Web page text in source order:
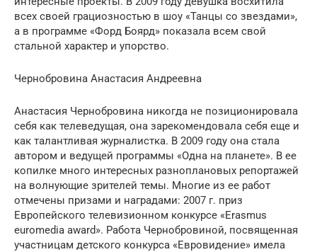
всех своей грациозностью в шоу «Танцы со звездами»,
а в программе «Форд Боярд» показала всем свой
стальной характер и упорство.
Чернобровина Анастасия Андреевна
Анастасия Чернобровина никогда не позиционировала
себя как телеведущая, она зарекомендовала себя еще и
как талантливая журналистка. В 2009 году она стала
автором и ведущей программы «Одна на планете». В ее
копилке много интересных разноплановых репортажей
на волнующие зрителей темы. Многие из ее работ
отмечены призами и наградами: 2007 г. приз
Европейского телевизионном конкурсе «Erasmus
euromedia award». Работа Чернобровиной, посвященная
участницам детского конкурса «Евровидение» имела